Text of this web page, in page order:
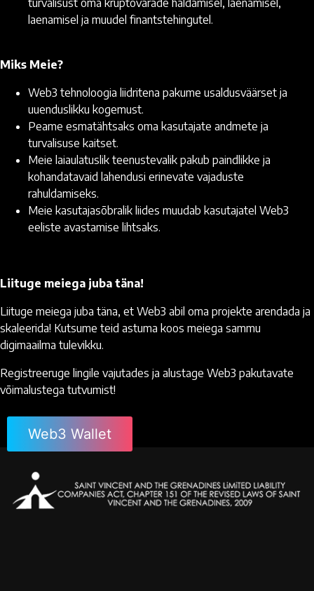
turvalisust oma krüptovarade haldamisel, laenamisel,
laenamisel ja muudel finantstehingutel.
Miks Meie?
Web3 tehnoloogia liidritena pakume usaldusväärset ja
uuenduslikku kogemust.
Peame esmatähtsaks oma kasutajate andmete ja
turvalisuse kaitset.
Meie laiaulatuslik teenustevalik pakub paindlikke ja
kohandatavaid lahendusi erinevate vajaduste
rahuldamiseks.
Meie kasutajasõbralik liides muudab kasutajatel Web3
eeliste avastamise lihtsaks.
Liituge meiega juba täna!
Liituge meiega juba täna, et Web3 abil oma projekte arendada ja
skaleerida! Kutsume teid astuma koos meiega sammu
digimaailma tulevikku.
Registreeruge lingile vajutades ja alustage Web3 pakutavate
võimalustega tutvumist!
Web3 Wallet